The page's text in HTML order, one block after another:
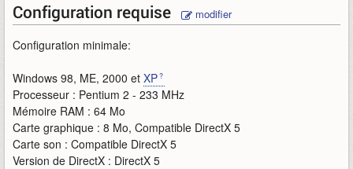
Configuration requise modifier
Configuration minimale:
Windows 98, ME, 2000 et XP
Processeur : Pentium 2 - 233 MHz
Mémoire RAM : 64 Mo
Carte graphique : 8 Mo, Compatible DirectX 5
Carte son : Compatible DirectX 5
Version de DirectX : DirectX 5